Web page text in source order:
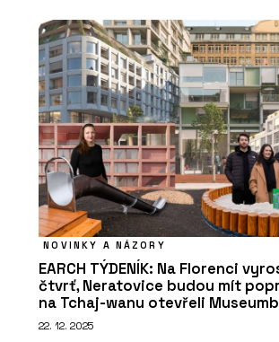
NOVINKY A NÁZORY
EARCH TÝDENÍK: Na Florenci
čtvrť, Neratovice budou mít
na Tchaj-wanu otevřeli
22. 12. 2025